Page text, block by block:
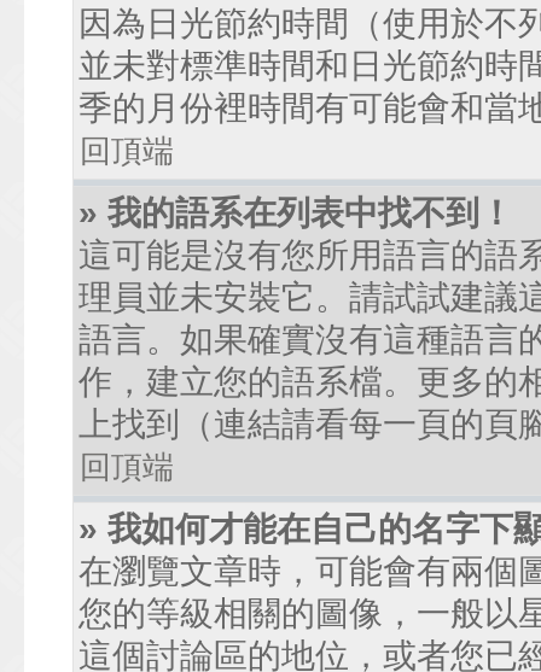
因為日光節約時間（使用於不
並未對標準時間和日光節約時
季的月份裡時間有可能會和當
回頂端
» 我的語系在列表中找不到！
這可能是沒有您所用語言的語
理員並未安裝它。請試試建議
語言。如果確實沒有這種語言
作，建立您的語系檔。更多的
上找到（連結請看每一頁的頁
回頂端
» 我如何才能在自己的名字下
在瀏覽文章時，可能會有兩個
您的等級相關的圖像，一般以
這個討論區的地位，或者您已